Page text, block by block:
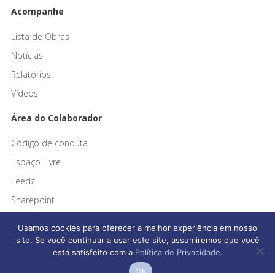
Acompanhe
Lista de Obras
Notícias
Relatórios
Vídeos
Área do Colaborador
Código de conduta
Espaço Livre
Feedz
Sharepoint
Afonso França Engenharia © 2026 Todos os direitos reservados
Usamos cookies para oferecer a melhor experiência em nosso
site. Se você continuar a usar este site, assumiremos que você
está satisfeito com a Política de Privacidade.
Ok